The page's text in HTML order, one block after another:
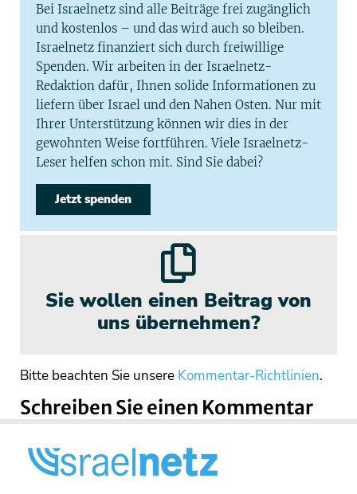
Bei Israelnetz sind alle Beiträge frei zugänglich
und kostenlos – und das wird auch so bleiben.
Israelnetz finanziert sich durch freiwillige
Spenden. Wir arbeiten in der Israelnetz-
Redaktion dafür, Ihnen solide Informationen zu
liefern über Israel und den Nahen Osten. Nur mit
Ihrer Unterstützung können wir dies in der
gewohnten Weise fortführen. Viele Israelnetz-
Leser helfen schon mit. Sind Sie dabei?
Jetzt spenden
Sie wollen einen Beitrag von
uns übernehmen?
Bitte beachten Sie unsere Kommentar-Richtlinien.
Schreiben Sie einen Kommentar